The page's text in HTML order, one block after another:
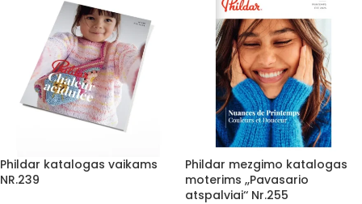
Phildar katalogas vaikams
NR.239
Phildar mezgimo katalogas
moterims ,,Pavasario
atspalviai‘‘ Nr.255